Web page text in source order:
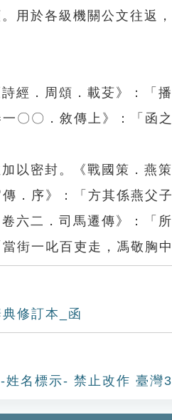
用於各級機關公文往返
經．周頌．載芟》：「
〇〇．敘傳上》：「函
以密封。《戰國策．燕
．序》：「方其係燕父
六二．司馬遷傳》：「
當街一叱百吏走，馮敬胸
修訂本_函
姓名標示- 禁止改作 臺灣